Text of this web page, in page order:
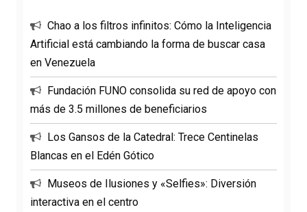
Chao a los filtros infinitos: Cómo la Inteligencia
Artificial está cambiando la forma de buscar casa
en Venezuela
Fundación FUNO consolida su red de apoyo con
más de 3.5 millones de beneficiarios
Los Gansos de la Catedral: Trece Centinelas
Blancas en el Edén Gótico
Museos de Ilusiones y «Selfies»: Diversión
interactiva en el centro